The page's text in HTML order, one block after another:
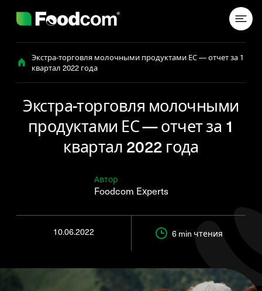
Экстра-торговля молочными продуктами ЕС — отчет за 1
квартал 2022 года
Экстра-торговля молочными
продуктами ЕС — отчет за 1
квартал 2022 года
Автор
Foodcom Experts
10.06.2022 6 min чтения